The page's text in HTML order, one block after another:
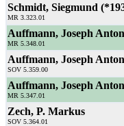
Schmidt, Siegmund
MR 3.323.01
Auffmann, Joseph
MR 5.348.01
Auffmann, Joseph
SOV 5.359.00
Auffmann, Joseph
MR 5.347.01
Zech, P. Markus
SOV 5.364.01